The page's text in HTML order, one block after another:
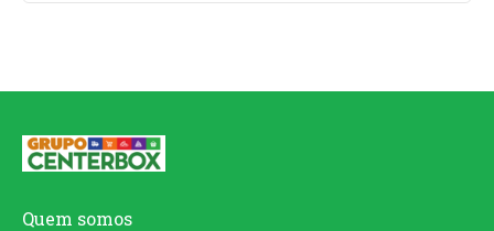
Quem somos